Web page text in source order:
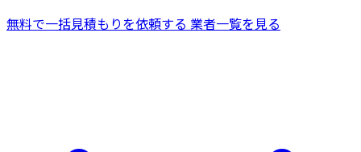
無料で一括見積もりを依頼する 業者一覧を見る